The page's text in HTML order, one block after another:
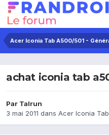
Acer Iconia Tab A500/501 -
achat iconia tab
Par Talrun
3 mai 2011 dans Acer Iconia